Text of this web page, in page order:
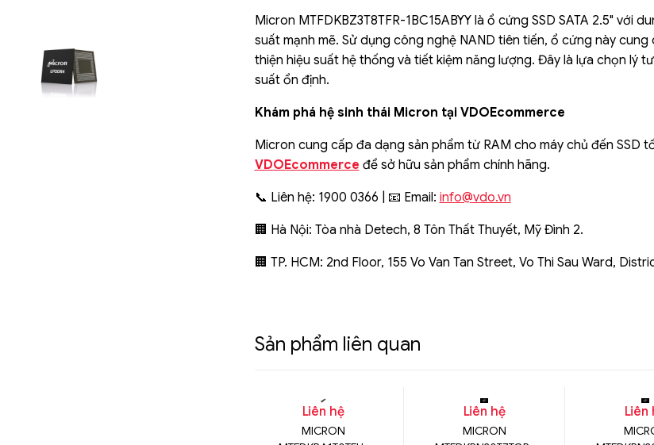
Micron MTFDKBZ3T8TFR-1BC15ABYY là ổ cứng SSD SATA 2.5"
suất mạnh mẽ. Sử dụng công nghệ NAND tiên tiến, ổ cứng này
thiện hiệu suất hệ thống và tiết kiệm năng lượng. Đây là lựa chọn lý
suất ổn định.
Khám phá hệ sinh thái Micron tại VDOEcommerce
Micron cung cấp đa dạng sản phẩm từ RAM cho máy chủ đến SSD
VDOEcommerce để sở hữu sản phẩm chính hãng.
📞 Liên hệ: 1900 0366 | 📧 Email: info@vdo.vn
🏢 Hà Nội: Tòa nhà Detech, 8 Tôn Thất Thuyết, Mỹ Đình 2.
🏢 TP. HCM: 2nd Floor, 155 Vo Van Tan Street, Vo Thi Sau Ward,
Sản phẩm liên quan
Liên hệ
MICRON
Liên hệ
MICRON
Liên
SK hynix - DRAM -
GDDR - GDDR6